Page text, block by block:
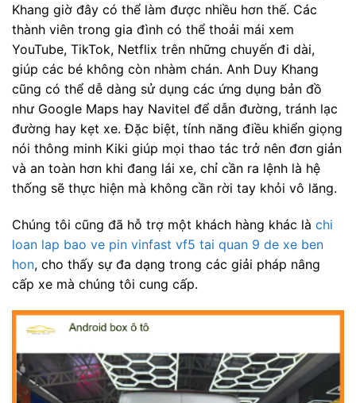
Khang giờ đây có thể làm được nhiều hơn thế. Các
thành viên trong gia đình có thể thoải mái xem
YouTube, TikTok, Netflix trên những chuyến đi dài,
giúp các bé không còn nhàm chán. Anh Duy Khang
cũng có thể dễ dàng sử dụng các ứng dụng bản đồ
như Google Maps hay Navitel để dẫn đường, tránh lạc
đường hay kẹt xe. Đặc biệt, tính năng điều khiển giọng
nói thông minh Kiki giúp mọi thao tác trở nên đơn giản
và an toàn hơn khi đang lái xe, chỉ cần ra lệnh là hệ
thống sẽ thực hiện mà không cần rời tay khỏi vô lăng.
Chúng tôi cũng đã hỗ trợ một khách hàng khác là chi
loan lap bao ve pin vinfast vf5 tai quan 9 de xe ben
hon, cho thấy sự đa dạng trong các giải pháp nâng
cấp xe mà chúng tôi cung cấp.